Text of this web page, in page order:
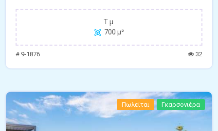
Τ.μ.
700 μ²
# 9-1876 32
Πωλείται Γκαρσονιέρα